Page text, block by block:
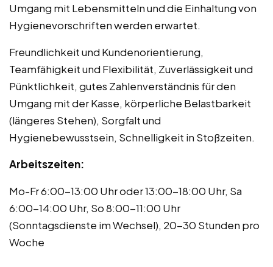
Umgang mit Lebensmitteln und die Einhaltung von
Hygienevorschriften werden erwartet.
Freundlichkeit und Kundenorientierung,
Teamfähigkeit und Flexibilität, Zuverlässigkeit und
Pünktlichkeit, gutes Zahlenverständnis für den
Umgang mit der Kasse, körperliche Belastbarkeit
(längeres Stehen), Sorgfalt und
Hygienebewusstsein, Schnelligkeit in Stoßzeiten.
Arbeitszeiten:
Mo-Fr 6:00-13:00 Uhr oder 13:00-18:00 Uhr, Sa
6:00-14:00 Uhr, So 8:00-11:00 Uhr
(Sonntagsdienste im Wechsel), 20-30 Stunden pro
Woche